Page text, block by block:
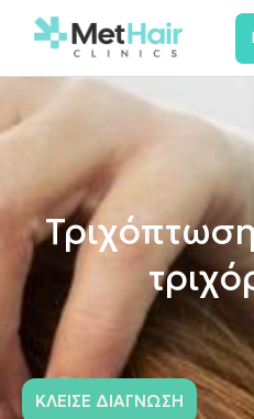
ΚΛΕΙΣΕ ΔΙΑΓΝΩΣΗ